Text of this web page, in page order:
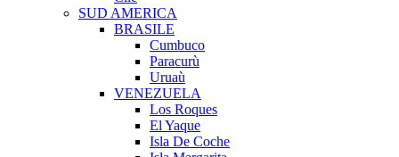
SUD AMERICA
BRASILE
Cumbuco
Paracurù
Uruaù
VENEZUELA
Los Roques
El Yaque
Isla De Coche